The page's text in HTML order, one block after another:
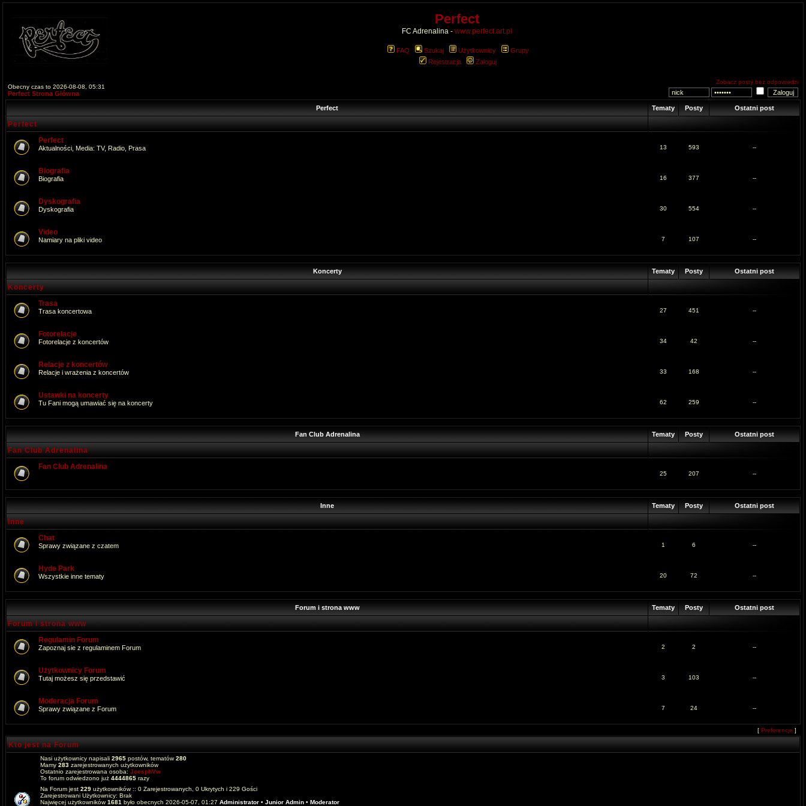
Perfect
FC Adrenalina - www.perfect.art.pl
FAQ Szukaj Użytkownicy
Grupy
Rejestracja
Zaloguj
Obecny czas to 2026-08-08, 05:31
Perfect Strona Główna
Zobacz posty bez odpowiedzi
Perfect Tematy Posty Ostatni post
Perfect
Perfect
Aktualności, Media: TV, Radio, Prasa 13 593 --
Biografia
Biografia 16 377 --
Dyskografia
Dyskografia 30 554 --
Video
Namiary na pliki video 7 107 --
Koncerty Tematy Posty Ostatni post
Koncerty
Trasa
Trasa koncertowa 27 451 --
Fotorelacje
Fotorelacje z koncertów 34 42 --
Relacje z koncertów
Relacje i wrażenia z koncertów 33 168 --
Ustawki na koncerty
Tu Fani mogą umawiać się na koncerty 62 259 --
Fan Club Adrenalina Tematy Posty Ostatni post
Fan Club Adrenalina
Fan Club Adrenalina
25 207 --
Inne Tematy Posty Ostatni post
Inne
Chat
Sprawy związane z czatem 1 6 --
Hyde Park
Wszystkie inne tematy 20 72 --
Forum i strona www Tematy Posty Ostatni post
Forum i strona www
Regulamin Forum
Zapoznaj sie z regulaminem Forum 2 2 --
Użytkownicy Forum
Tutaj możesz się przedstawić 3 103 --
Moderacja Forum
Sprawy związane z Forum 7 24 --
[ Preferencje ]
Kto jest na Forum
Nasi użytkownicy napisali 2965 postów, tematów280
Mamy 283 zarejestrowanych użytkowników
Ostatnio zarejestrowana osoba: JoesphVw
To forum odwiedzono już 4444865 razy
Na Forum jest 229 użytkowników :: 0 Zarejestrowanych, 0 Ukrytych i 229 Gości
Zarejestrowani Użytkownicy: Brak
Najwięcej użytkowników1681 było obecnych 2026-05-07, 01:27 Administrator • Junior Admin • Moderator